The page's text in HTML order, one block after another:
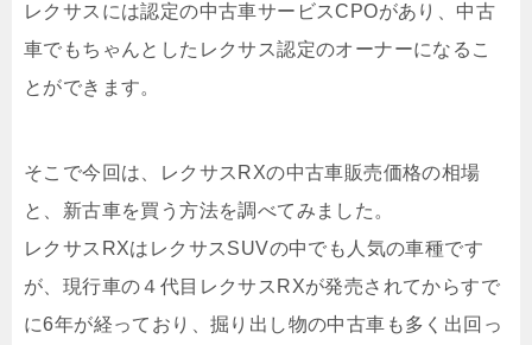
レクサスには認定の中古車サービスCPOがあり、中古
車でもちゃんとしたレクサス認定のオーナーになるこ
とができます。
そこで今回は、レクサスRXの中古車販売価格の相場
と、新古車を買う方法を調べてみました。
レクサスRXはレクサスSUVの中でも人気の車種です
が、現行車の４代目レクサスRXが発売されてからすで
に6年が経っており、掘り出し物の中古車も多く出回っ